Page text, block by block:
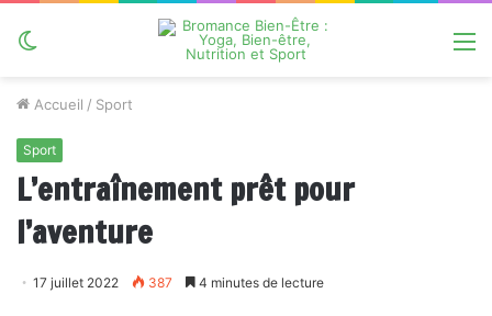
Accueil / Sport
Sport
L’entraînement prêt pour
l’aventure
17 juillet 2022 387 4 minutes de lecture